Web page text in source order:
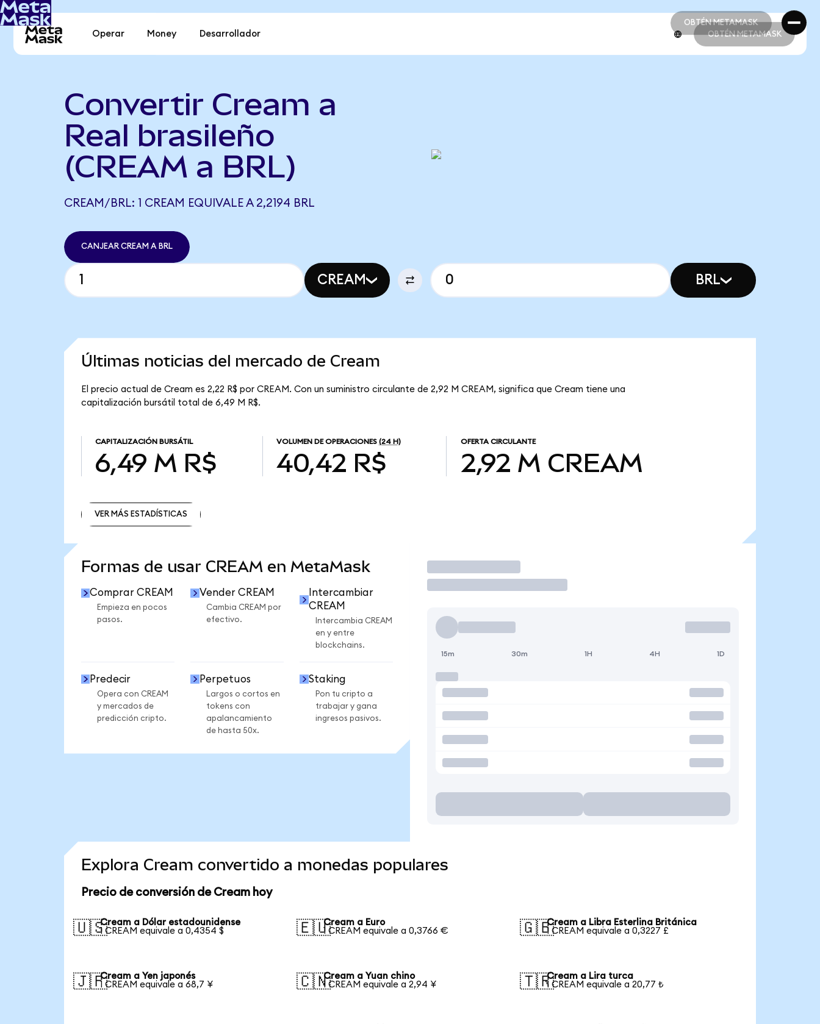
OBTÉN METAMASK
OBTÉN METAMASK
Operar Money Desarrollador OBTÉN METAMASK
Convertir Cream a
Real brasileño
(CREAM a BRL)
CREAM/BRL: 1 CREAM EQUIVALE A 2,2194 BRL
CANJEAR CREAM A BRL
CREAM BRL
Últimas noticias del mercado de Cream
El precio actual de Cream es 2,22 R$ por CREAM. Con un suministro circulante de 2,92 M CREAM, significa que Cream tiene una
capitalización bursátil total de 6,49 M R$.
CAPITALIZACIÓN BURSÁTIL
6,49 M R$
VOLUMEN DE OPERACIONES (24 H)
40,42 R$
OFERTA CIRCULANTE
2,92 M CREAM
VER MÁS ESTADÍSTICAS
Formas de usar CREAM en MetaMask
Comprar CREAM
Empieza en pocos
pasos.
Vender CREAM
Cambia CREAM por
efectivo.
Intercambiar
CREAM
Intercambia CREAM
en y entre
blockchains.
Predecir
Opera con CREAM
y mercados de
predicción cripto.
Perpetuos
Largos o cortos en
tokens con
apalancamiento
de hasta 50x.
Staking
Pon tu cripto a
trabajar y gana
ingresos pasivos.
Operar
15m 30m 1H 4H 1D
Explora Cream convertido a monedas populares
Precio de conversión de Cream hoy
🇺🇸Cream a Dólar estadounidense
1 CREAM equivale a 0,4354 $
🇪🇺Cream a Euro
1 CREAM equivale a 0,3766 €
🇬🇧Cream a Libra Esterlina Británica
1 CREAM equivale a 0,3227 £
🇯🇵Cream a Yen japonés
1 CREAM equivale a 68,7 ¥
🇨🇳Cream a Yuan chino
1 CREAM equivale a 2,94 ¥
🇹🇷Cream a Lira turca
1 CREAM equivale a 20,77 ₺